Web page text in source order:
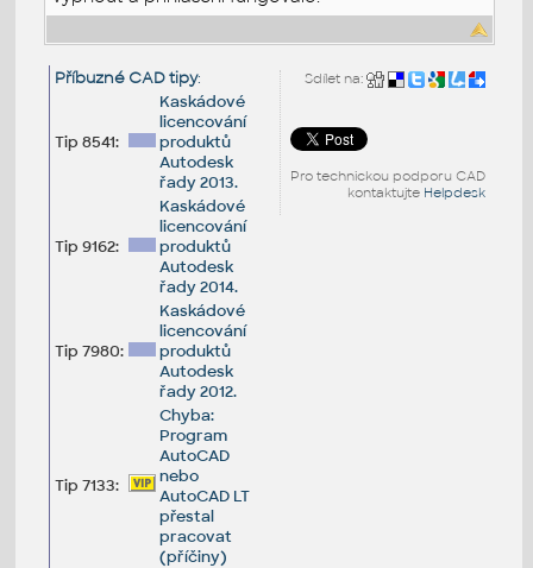
Sdílet na:
Pro technickou podporu CAD
kontaktujte Helpdesk
Příbuzné CAD tipy:
Tip 8541:
Kaskádové
licencování
produktů
Autodesk
řady 2013.
Tip 9162:
Kaskádové
licencování
produktů
Autodesk
řady 2014.
Tip 7980:
Kaskádové
licencování
produktů
Autodesk
řady 2012.
Tip 7133:
Chyba:
Program
AutoCAD
nebo
AutoCAD LT
přestal
pracovat
(příčiny)